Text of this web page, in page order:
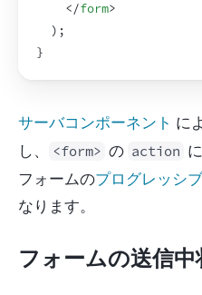
</form>
) ;
}
サーバコンポーネント に
し、
<form> の action に
フォームのプログレッシ
なります。
フォームの送信